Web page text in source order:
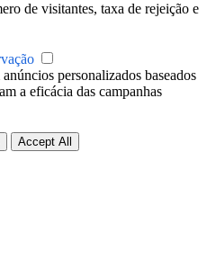
de visitantes, taxa de rejeição e
personalizados baseados
a eficácia das campanhas
Accept All